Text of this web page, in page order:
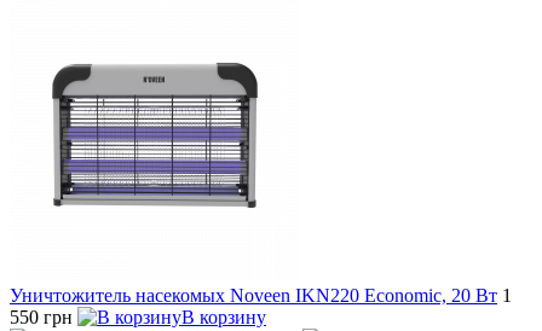
Уничтожитель насекомых Noveen IKN220 Economic, 20 Вт 1
550 грн
В корзину